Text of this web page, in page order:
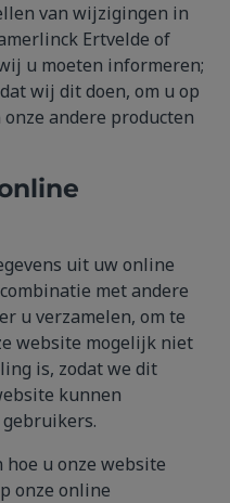
van wijzigingen in
Ertvelde of
u moeten informeren;
wij dit doen, om u op
andere producten
uit uw online
met andere
u verzamelen, om te
website mogelijk niet
is, zodat we dit
kunnen
u onze website
onze online